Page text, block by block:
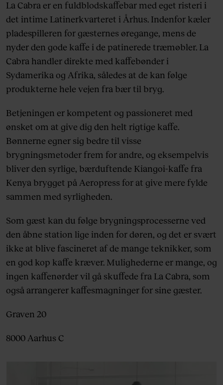
La Cabra er en fuldblodskaffebar med eget risteri i
det intime Latinerkvarteret i Århus. Indenfor kæler
pladespilleren for gæsternes øregange, mens de
nyder den gode kaffe i de patinerede træmøbler. La
Cabra handler direkte med kaffebønder i
Sydamerika og Afrika, således at de kan følge
produkterne hele vejen fra bær til bryg.
Betjeningen er kompetent og passioneret med
ønsket om at give dig den helt rigtige kaffe.
Bønnerne egner sig bedre til visse
brygningsmetoder frem for andre, og eksempelvis
bliver den syrlige, bærduftende Kiangoi-kaffe fra
Kenya brygget på Aeropress for at give mere fylde
sammen med syrligheden.
Som gæst kan du følge brygningsprocesserne ved
den åbne station lige inden for døren, og det er svært
ikke at blive fascineret af de mange teknikker, som
en god kop kaffe kræver. Mulighederne er mange, og
ingen kaffenørder vil gå skuffede fra La Cabra, som
også arrangerer kaffesmagninger for sine gæster.
Graven 20
8000 Aarhus C